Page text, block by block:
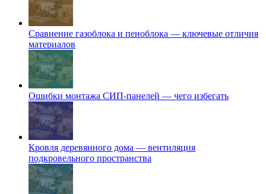
Сравнение газоблока и пеноблока — ключевые отличия
материалов
Ошибки монтажа СИП-панелей — чего избегать
Кровля деревянного дома — вентиляция
подкровельного пространства